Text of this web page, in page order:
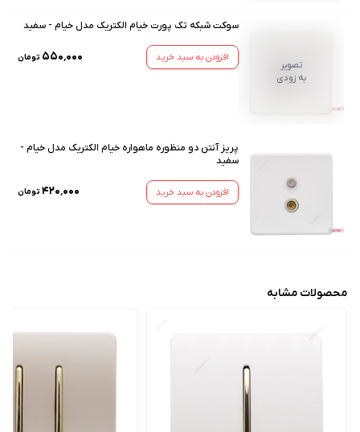
تصویر
به زودی
سوکت شبکه تک پورت خیام الکتریک مدل خیام - سفید
افزودن به سبد خرید ۵۵۰٬۰۰۰ تومان
پریز آنتن دو منظوره ماهواره خیام الکتریک مدل خیام -
سفید
افزودن به سبد خرید ۴۲۰٬۰۰۰ تومان
محصولات مشابه